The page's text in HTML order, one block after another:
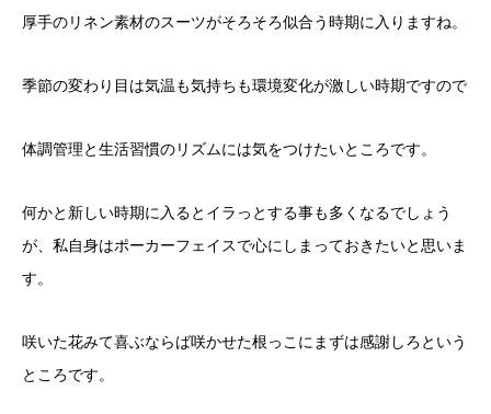
厚手のリネン素材のスーツがそろそろ似合う時期に入りますね。
季節の変わり目は気温も気持ちも環境変化が激しい時期ですので
体調管理と生活習慣のリズムには気をつけたいところです。
何かと新しい時期に入るとイラっとする事も多くなるでしょう
が、私自身はポーカーフェイスで心にしまっておきたいと思いま
す。
咲いた花みて喜ぶならば咲かせた根っこにまずは感謝しろという
ところです。